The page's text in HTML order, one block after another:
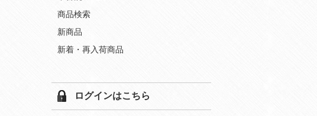
商品検索
新商品
新着・再入荷商品
ログインはこちら